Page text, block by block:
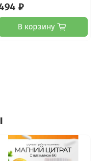
₽
В корзину